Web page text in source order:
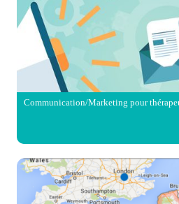
Communication/Marketing pour